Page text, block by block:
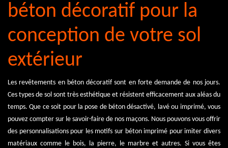
béton décoratif pour la
conception de votre sol
extérieur
Les revêtements en béton décoratif sont en forte demande de nos jours.
Ces types de sol sont très esthétique et résistent efficacement aux aléas du
temps. Que ce soit pour la pose de béton désactivé, lavé ou imprimé, vous
pouvez compter sur le savoir-faire de nos maçons. Nous pouvons vous offrir
des personnalisations pour les motifs sur béton imprimé pour imiter divers
matériaux comme le bois, la pierre, le marbre et autres. Si vous êtes